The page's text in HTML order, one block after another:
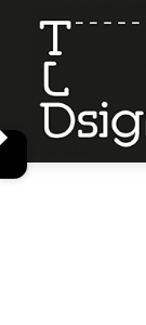
content